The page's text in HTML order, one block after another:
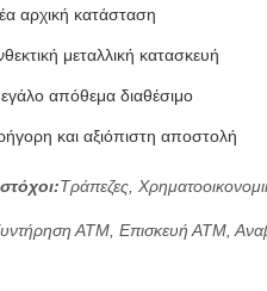
αρχική κατάσταση
μεταλλική κατασκευή
απόθεμα διαθέσιμο
και αξιόπιστη αποστολή
Τράπεζες,
ΑΤΜ, Επισκευή ΑΤΜ,